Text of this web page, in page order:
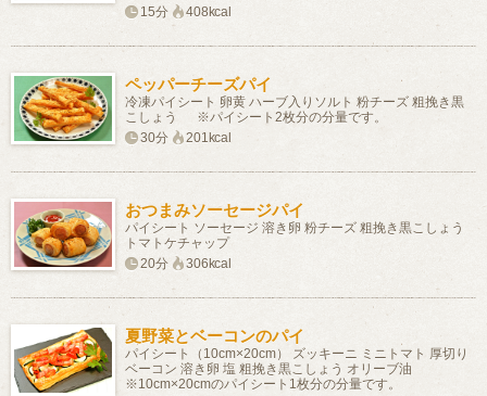
15分
408kcal
ペッパーチーズパイ
冷凍パイシート 卵黄 ハーブ入りソルト 粉チーズ 粗挽き黒
こしょう ※パイシート2枚分の分量です。
30分
201kcal
おつまみソーセージパイ
パイシート ソーセージ 溶き卵 粉チーズ 粗挽き黒こしょう
トマトケチャップ
20分
306kcal
夏野菜とベーコンのパイ
パイシート（10cm×20cm） ズッキーニ ミニトマト 厚切り
ベーコン 溶き卵 塩 粗挽き黒こしょう オリーブ油
※10cm×20cmのパイシート1枚分の分量です。